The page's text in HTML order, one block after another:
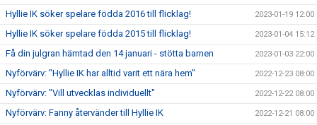
Hyllie IK söker spelare födda 2016 till flicklag! 2023-01-19 12:00
Hyllie IK söker spelare födda 2015 till flicklag! 2023-01-04 15:12
Få din julgran hämtad den 14 januari - stötta barnen 2023-01-03 22:00
Nyförvärv: "Hyllie IK har alltid varit ett nära hem" 2022-12-23 08:00
Nyförvärv: "Vill utvecklas individuellt" 2022-12-22 08:00
Nyförvärv: Fanny återvänder till Hyllie IK 2022-12-21 08:00